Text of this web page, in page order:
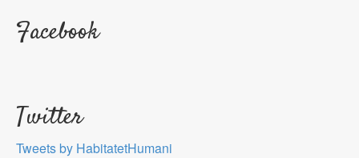
Facebook
Twitter
Tweets by HabitatetHumani